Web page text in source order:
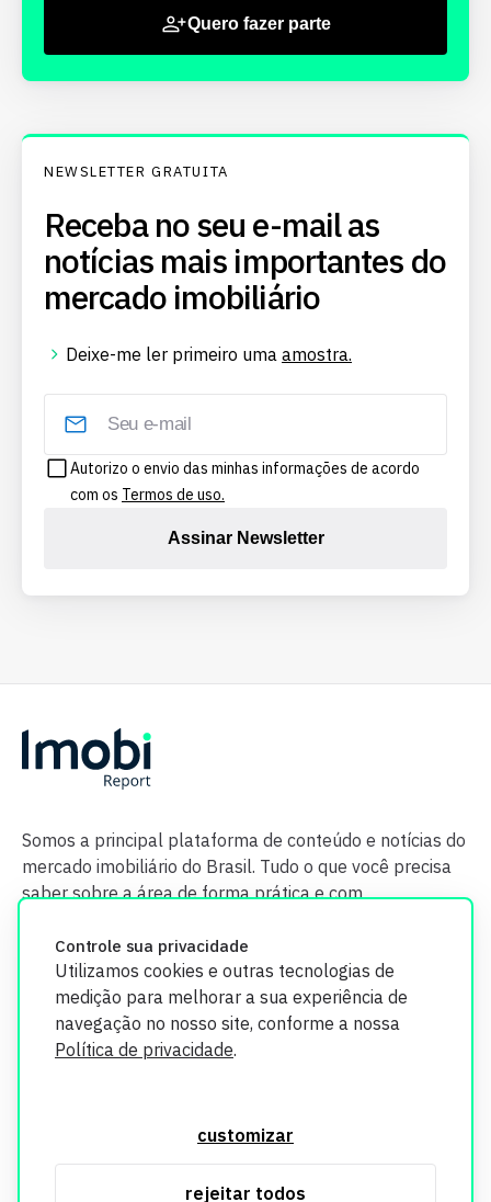
Controle sua privacidade
Utilizamos cookies e outras tecnologias de
medição para melhorar a sua experiência de
navegação no nosso site, conforme a nossa
Política de privacidade.
customizar
rejeitar todos
Quero fazer parte
NEWSLETTER GRATUITA
Receba no seu e-mail as
notícias mais importantes do
mercado imobiliário
Deixe-me ler primeiro uma amostra.
Autorizo o envio das minhas informações de acordo
com os Termos de uso.
Assinar Newsletter
Somos a principal plataforma de conteúdo e notícias do
mercado imobiliário do Brasil. Tudo o que você precisa
saber sobre a área de forma prática e com
segurança. Todos os dados coletados em nosso site são
utilizados exclusivamente para fins de aprimoramento de
informações, consulte nossa Política de Privacidade.